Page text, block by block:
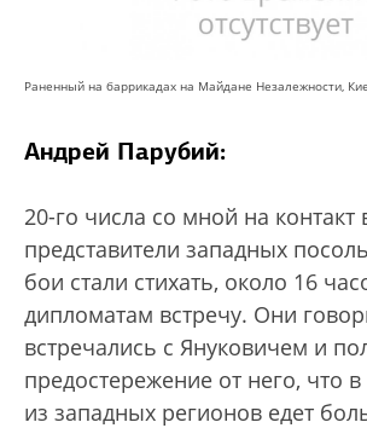
Раненный на баррикадах на Майдане Незалежности,
Андрей Парубий:
20-го числа со мной на
представители западных
бои стали стихать, около 16
дипломатам встречу. Они
встречались с Януковичем и
предостережение от него, что
из западных регионов едет